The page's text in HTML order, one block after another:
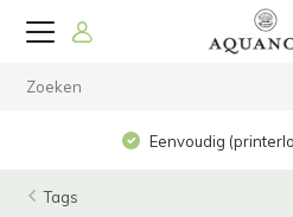
Eenvoudig
Tags